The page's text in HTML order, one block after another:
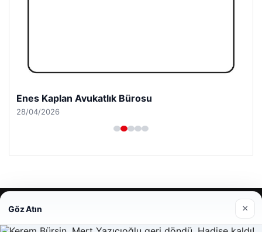
Enes Kaplan Avukatlık Bürosu
28/04/2026
© 2026 Antalya – Güncel Haberler
Göz Atın
×
lemagrup.com.tr